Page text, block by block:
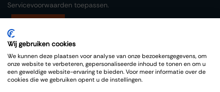
Servicevoorwaarden toepassen.
Wij gebruiken cookies
We kunnen deze plaatsen voor analyse van onze bezoekersgegevens, om
onze website te verbeteren, gepersonaliseerde inhoud te tonen en om u
een geweldige website-ervaring te bieden. Voor meer informatie over de
cookies die we gebruiken opent u de instellingen.